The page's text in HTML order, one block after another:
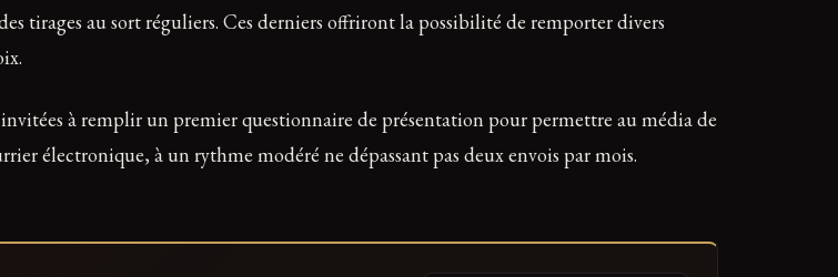
tirages au sort réguliers. Ces derniers offriront la possibilité de remporter divers
à remplir un premier questionnaire de présentation pour permettre au média de
électronique, à un rythme modéré ne dépassant pas deux envois par mois.